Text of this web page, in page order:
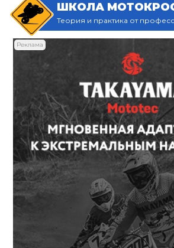
ШКОЛА
Теория и практика от
Реклама